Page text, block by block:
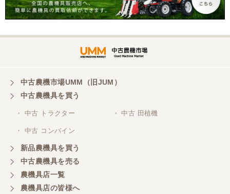
での対応もよく、気持ちのよい取引できましたこと
中古農機市場UMM（旧JUM）
中古農機具を買う
・ 中古 トラクター ・ 中古 田植機
・ 中古 コンバイン
新品農機具を買う
中古農機具を売る
農機具店一覧
農機具店の皆様へ